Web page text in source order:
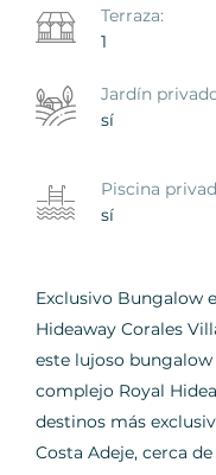
Terraza:
1
Jardín
sí
Piscina
sí
Exclusivo Bungalow
Hideaway Corales
este lujoso
complejo Royal
destinos más
Costa Adeje, cerca